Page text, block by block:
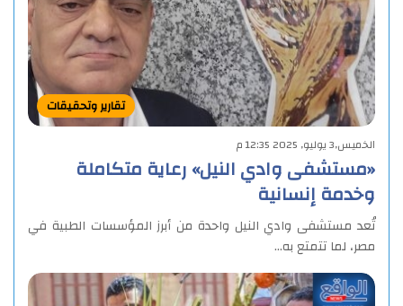
تقارير وتحقيقات
الخميس,3 يوليو, 2025 12:35 م
«مستشفى وادي النيل» رعاية متكاملة
وخدمة إنسانية
تُعد مستشفى وادي النيل واحدة من أبرز المؤسسات الطبية في
مصر، لما تتمتع به…